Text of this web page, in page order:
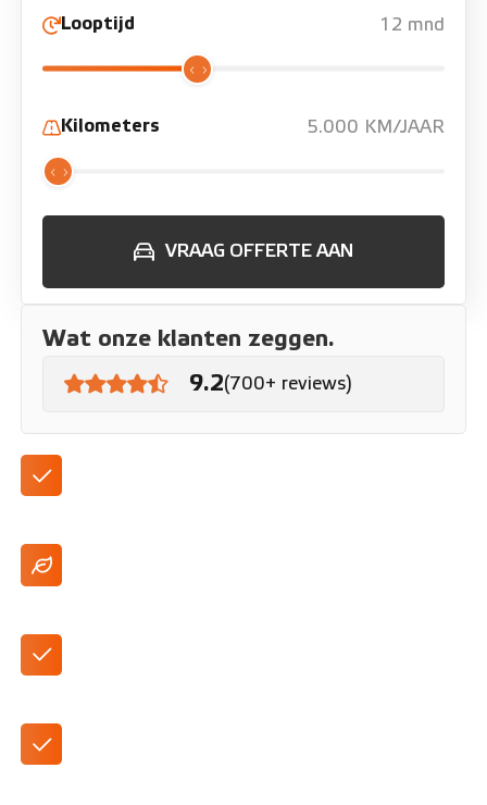
Looptijd 12 mnd
Kilometers 5.000 KM/JAAR
VRAAG OFFERTE AAN
Wat onze klanten zeggen.
9.2(700+ reviews)